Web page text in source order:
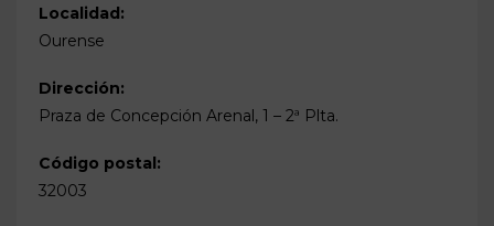
Localidad:
Ourense
Dirección:
Praza de Concepción Arenal, 1 – 2ª Plta.
Código postal:
32003